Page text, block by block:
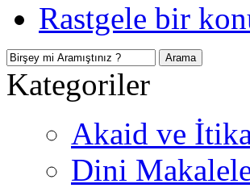
Rastgele bir
Kategoriler
Akaid ve
Dini